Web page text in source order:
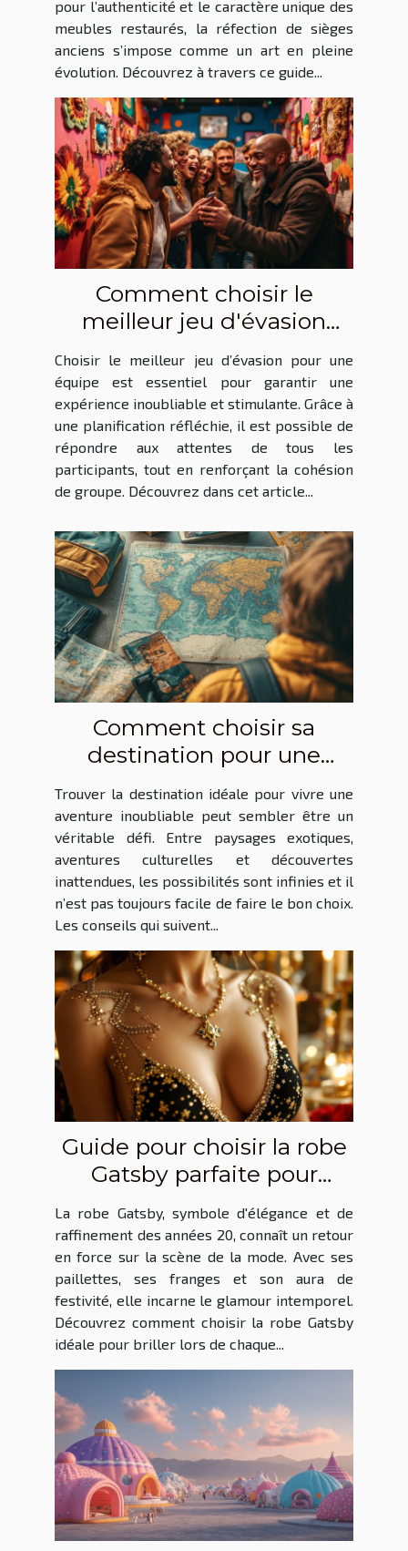
pour l’authenticité et le caractère unique des
meubles restaurés, la réfection de sièges
anciens s’impose comme un art en pleine
évolution. Découvrez à travers ce guide...
Comment choisir le
meilleur jeu d'évasion
pour votre équipe ?
Choisir le meilleur jeu d’évasion pour une
équipe est essentiel pour garantir une
expérience inoubliable et stimulante. Grâce à
une planification réfléchie, il est possible de
répondre aux attentes de tous les
participants, tout en renforçant la cohésion
de groupe. Découvrez dans cet article...
Comment choisir sa
destination pour une
aventure inoubliable ?
Trouver la destination idéale pour vivre une
aventure inoubliable peut sembler être un
véritable défi. Entre paysages exotiques,
aventures culturelles et découvertes
inattendues, les possibilités sont infinies et il
n’est pas toujours facile de faire le bon choix.
Les conseils qui suivent...
Guide pour choisir la robe
Gatsby parfaite pour
chaque occasion
La robe Gatsby, symbole d'élégance et de
raffinement des années 20, connaît un retour
en force sur la scène de la mode. Avec ses
paillettes, ses franges et son aura de
festivité, elle incarne le glamour intemporel.
Découvrez comment choisir la robe Gatsby
idéale pour briller lors de chaque...